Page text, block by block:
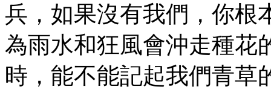
兵，如果沒有我們，你根
為雨水和狂風會沖走種
時，能不能記起我們青草